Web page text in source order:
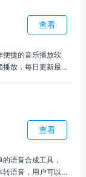
查看
便捷的音乐播放软
播放，每日更新最
查看
语音合成工具，
转语音，用户可以